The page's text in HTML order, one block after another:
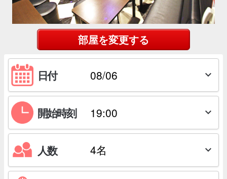
部屋を変更する
日付 
開始時刻 
人数 